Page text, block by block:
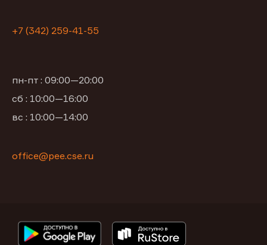
+7 (342) 259-41-55
пн-пт : 09:00—20:00
сб : 10:00—16:00
вс : 10:00—14:00
office@pee.cse.ru